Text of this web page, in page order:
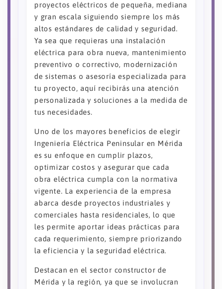
proyectos eléctricos de pequeña, mediana
y gran escala siguiendo siempre los más
altos estándares de calidad y seguridad.
Ya sea que requieras una instalación
eléctrica para obra nueva, mantenimiento
preventivo o correctivo, modernización
de sistemas o asesoría especializada para
tu proyecto, aquí recibirás una atención
personalizada y soluciones a la medida de
tus necesidades.
Uno de los mayores beneficios de elegir
Ingeniería Eléctrica Peninsular en Mérida
es su enfoque en cumplir plazos,
optimizar costos y asegurar que cada
obra eléctrica cumpla con la normativa
vigente. La experiencia de la empresa
abarca desde proyectos industriales y
comerciales hasta residenciales, lo que
les permite aportar ideas prácticas para
cada requerimiento, siempre priorizando
la eficiencia y la seguridad eléctrica.
Destacan en el sector constructor de
Mérida y la región, ya que se involucran